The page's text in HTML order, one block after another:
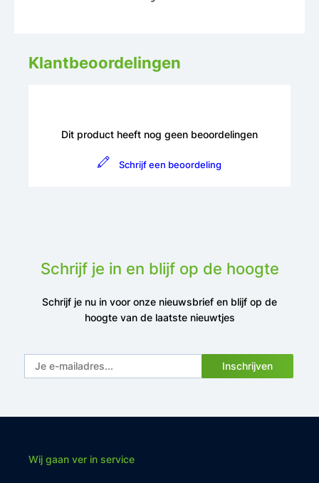
Klantbeoordelingen
Dit product heeft nog geen beoordelingen
Schrijf een beoordeling
Schrijf je in en blijf op de hoogte
Schrijf je nu in voor onze nieuwsbrief en blijf op de
hoogte van de laatste nieuwtjes
Inschrijven
Wij gaan ver in service